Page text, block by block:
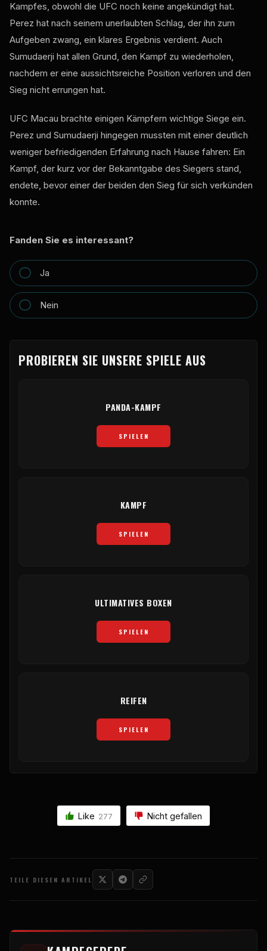
Kampfes, obwohl die UFC noch keine angekündigt hat.
Perez hat nach seinem unerlaubten Schlag, der ihn zum
Aufgeben zwang, ein klares Ergebnis verdient. Auch
Sumudaerji hat allen Grund, den Kampf zu wiederholen,
nachdem er eine aussichtsreiche Position verloren und den
Sieg nicht errungen hat.
UFC Macau brachte einigen Kämpfern wichtige Siege ein.
Perez und Sumudaerji hingegen mussten mit einer deutlich
weniger befriedigenden Erfahrung nach Hause fahren: Ein
Kampf, der kurz vor der Bekanntgabe des Siegers stand,
endete, bevor einer der beiden den Sieg für sich verkünden
konnte.
Fanden Sie es interessant?
Ja
Nein
PROBIEREN SIE UNSERE SPIELE AUS
PANDA-KAMPF
SPIELEN
KAMPF
SPIELEN
ULTIMATIVES BOXEN
SPIELEN
REIFEN
SPIELEN
Like 277 Nicht gefallen
TEILE DIESEN ARTIKEL